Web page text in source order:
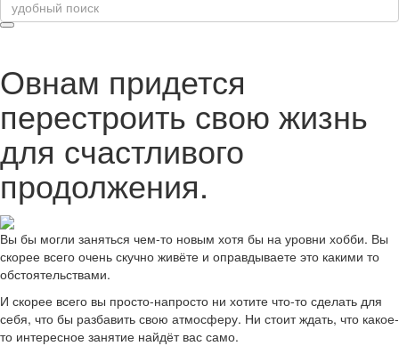
Овнам придется
перестроить свою жизнь
для счастливого
продолжения.
Вы бы могли заняться чем-то новым хотя бы на уровни хобби. Вы
скорее всего очень скучно живёте и оправдываете это какими то
обстоятельствами.
И скорее всего вы просто-напросто ни хотите что-то сделать для
себя, что бы разбавить свою атмосферу. Ни стоит ждать, что какое-
то интересное занятие найдёт вас само.